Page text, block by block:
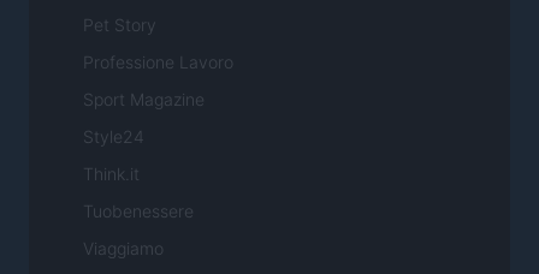
Pet Story
Professione Lavoro
Sport Magazine
Style24
Think.it
Tuobenessere
Viaggiamo